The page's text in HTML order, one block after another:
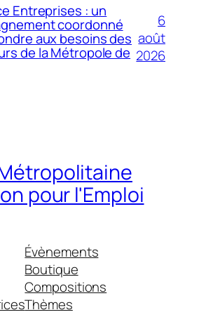
Entreprises : un
coordonné
aux besoins des
de la Métropole de
6
août
2026
pour l'Emploi
Évènements
Boutique
Compositions
Thèmes